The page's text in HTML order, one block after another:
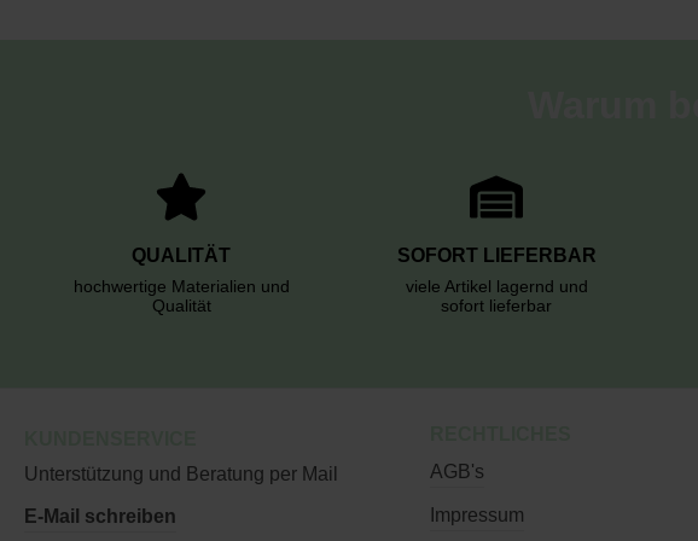
QUALITÄT
hochwertige Materialien und
Qualität
SOFORT LIEFERBAR
viele Artikel lagernd und
sofort lieferbar
Unterstützung und Beratung per Mail
E-Mail schreiben
AGB's
Impressum